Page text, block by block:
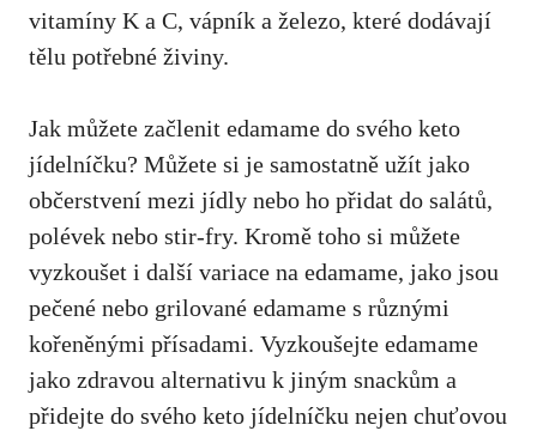
vitamíny‍ K a C,⁤ vápník a železo, ⁣které dodávají
tělu potřebné živiny.
Jak můžete ⁣začlenit edamame do svého keto
jídelníčku? Můžete si je samostatně užít jako
občerstvení mezi jídly nebo ho přidat do ‍salátů,
polévek nebo‌ stir-fry. Kromě toho si‍ můžete
vyzkoušet i další variace na edamame, jako jsou
pečené nebo grilované edamame s různými
kořeněnými přísadami. Vyzkoušejte edamame
jako ​zdravou ⁣alternativu ‌k⁢ jiným snackům a
přidejte do svého keto jídelníčku ​nejen chuťovou